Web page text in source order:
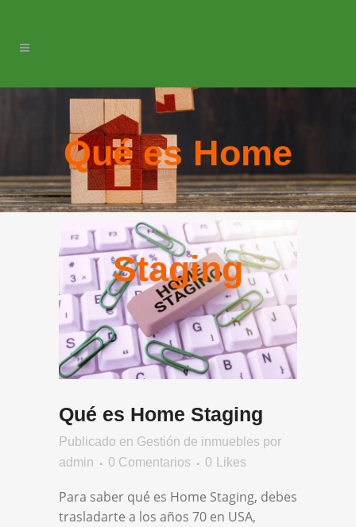
Qué es Home
Staging
Qué es Home Staging
Publicado en Gestión de inmuebles por
admin
0 Comentarios 0 Likes
Para saber qué es Home Staging, debes
trasladarte a los años 70 en USA,